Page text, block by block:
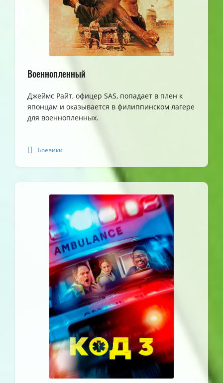
Военнопленный
Джеймс Райт, офицер SAS, попадает в плен к
японцам и оказывается в филиппинском лагере
для военнопленных.
Боевики